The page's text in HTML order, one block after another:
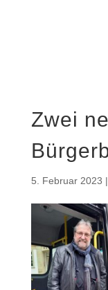
Zwei
5. Februar 2023 |